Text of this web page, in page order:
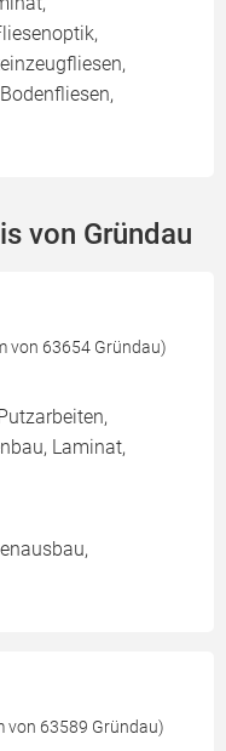
von Gründau
von 63654 Gründau)
Laminat,
von 63589 Gründau)